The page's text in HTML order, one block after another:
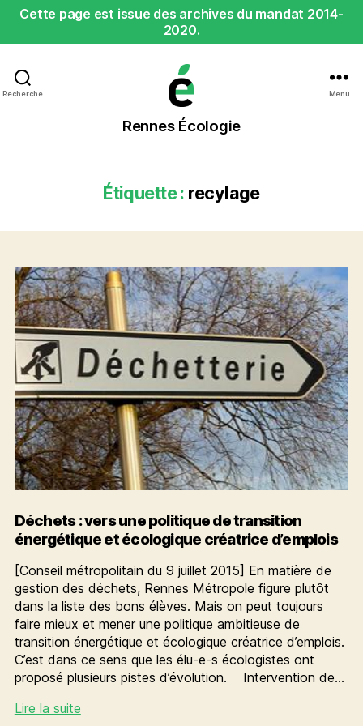
Cette page est issue des archives du mandat 2014-
2020.
Recherche
Rennes
Écologie
Rennes Écologie
Menu
Étiquette : recylage
Déchets : vers une politique de transition
énergétique et écologique créatrice d’emplois
[Conseil métropolitain du 9 juillet 2015] En matière de
gestion des déchets, Rennes Métropole figure plutôt
dans la liste des bons élèves. Mais on peut toujours
faire mieux et mener une politique ambitieuse de
transition énergétique et écologique créatrice d’emplois.
C’est dans ce sens que les élu-e-s écologistes ont
proposé plusieurs pistes d’évolution. Intervention de…
Lire la suiteDéchets